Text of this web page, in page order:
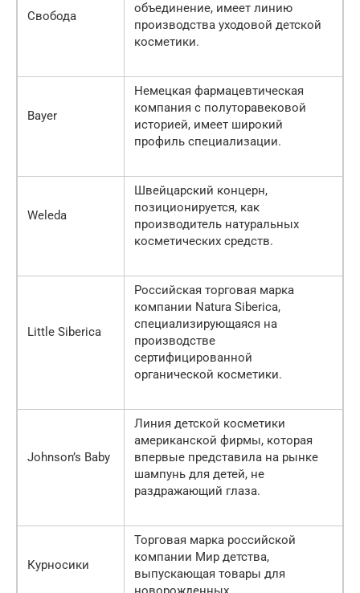
Свобода
объединение, имеет линию
производства уходовой детской
косметики.
Bayer
Немецкая фармацевтическая
компания с полуторавековой
историей, имеет широкий
профиль специализации.
Weleda
Швейцарский концерн,
позиционируется, как
производитель натуральных
косметических средств.
Little Siberica
Российская торговая марка
компании Natura Siberica,
специализирующаяся на
производстве
сертифицированной
органической косметики.
Johnson’s Baby
Линия детской косметики
американской фирмы, которая
впервые представила на рынке
шампунь для детей, не
раздражающий глаза.
Курносики
Торговая марка российской
компании Мир детства,
выпускающая товары для